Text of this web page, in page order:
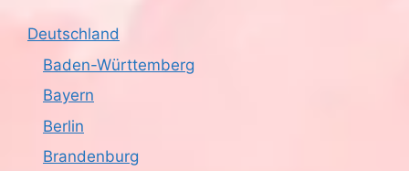
Deutschland
Baden-Württemberg
Bayern
Berlin
Brandenburg